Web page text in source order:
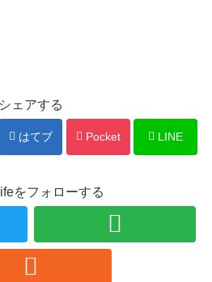
シェアする
はてブ Pocket LINE
をフォローする